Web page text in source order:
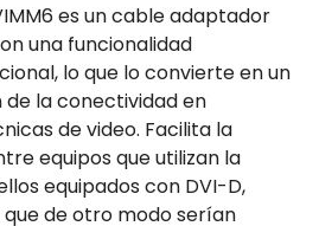
es un cable adaptador
una funcionalidad
lo que lo convierte en un
la conectividad en
de video. Facilita la
equipos que utilizan la
equipados con DVI-D,
de otro modo serían